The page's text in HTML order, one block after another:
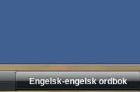
Engelsk-engelsk ordbok